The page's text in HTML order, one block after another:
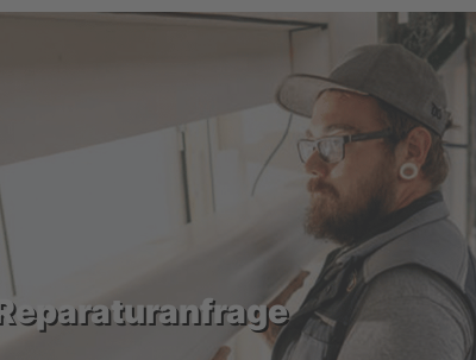
Reparaturanfrage